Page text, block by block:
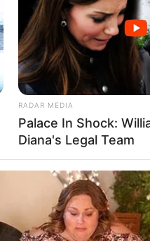
RADAR MEDIA
Palace In Shock:
Diana's Legal Team